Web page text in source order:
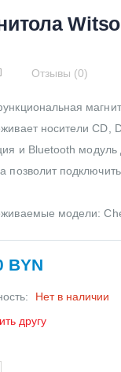
Отзывы (0)
носители CD,
и Bluetooth
позволит
модели:
BYN
Нет в наличии
другу